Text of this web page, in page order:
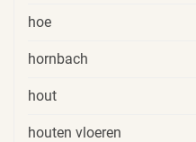
hoe
hornbach
hout
houten vloeren